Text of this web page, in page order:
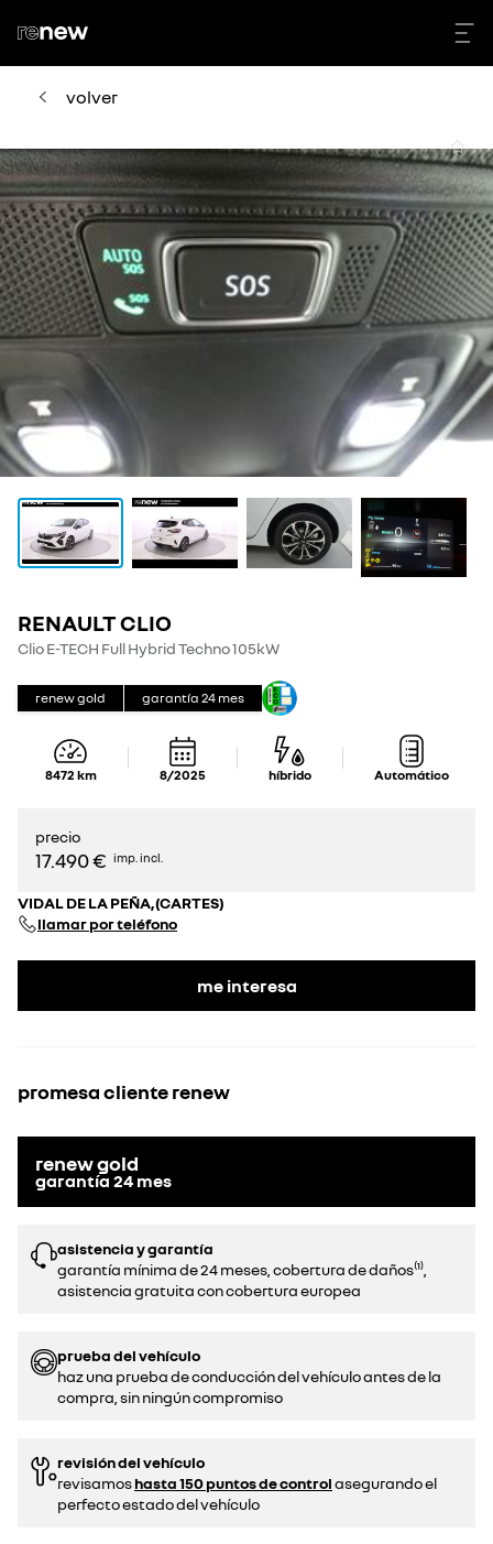
volver
RENAULT CLIO
Clio E-TECH Full Hybrid Techno 105kW
renew gold garantía 24 mes
8472 km 8/2025 híbrido Automático
precio
17.490 € imp. incl.
VIDAL DE LA PEÑA,(CARTES)
llamar por teléfono
me interesa
promesa cliente renew
renew gold
garantía 24 mes
asistencia y garantía
garantía mínima de 24 meses, cobertura de daños⁽¹⁾,
asistencia gratuita con cobertura europea
prueba del vehículo
haz una prueba de conducción del vehículo antes de la
compra, sin ningún compromiso
revisión del vehículo
revisamoshasta 150 puntos de controlasegurando el
perfecto estado del vehículo